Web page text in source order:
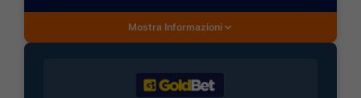
Mostra Informazioni